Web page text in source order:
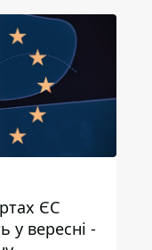
ЄС
у вересні -